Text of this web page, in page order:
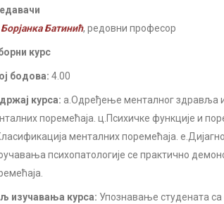
Батинић, редовни професор
курс
бодова: 4.00
курса: а.Одређење менталног здравља и
поремећаја. ц.Психичке функције и
менталних поремећаја.
психопатологије се практично
изучавања курса: Упознавање студената